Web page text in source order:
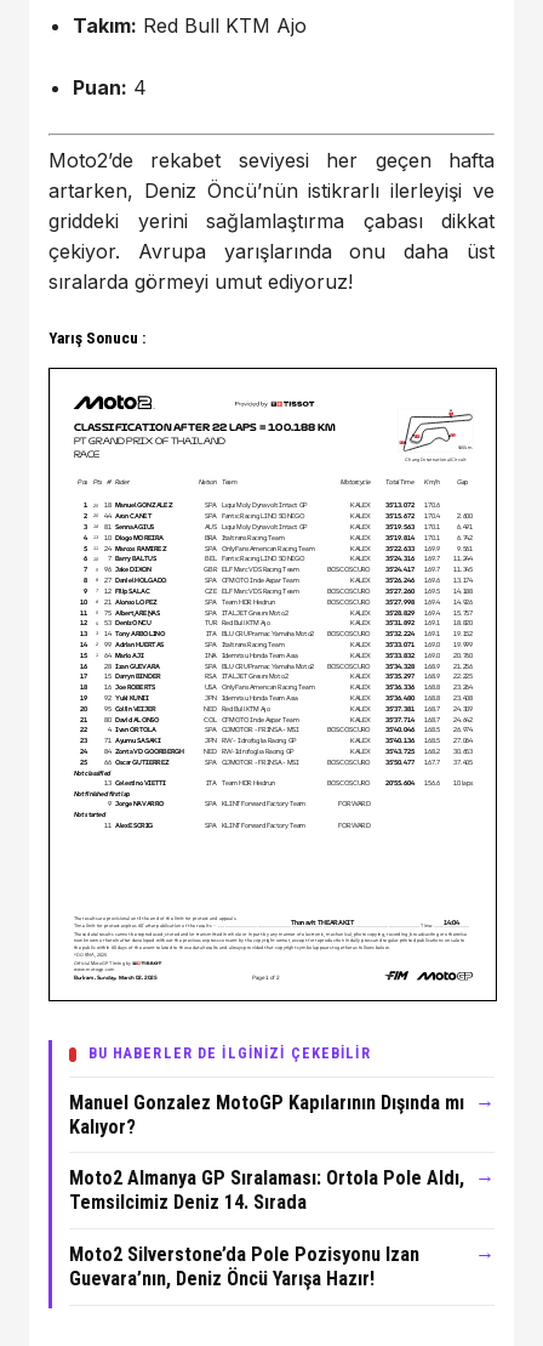
Takım: Red Bull KTM Ajo
Puan: 4
Moto2’de rekabet seviyesi her geçen hafta
artarken, Deniz Öncü’nün istikrarlı ilerleyişi ve
griddeki yerini sağlamlaştırma çabası dikkat
çekiyor. Avrupa yarışlarında onu daha üst
sıralarda görmeyi umut ediyoruz!
Yarış Sonucu :
BU HABERLER DE İLGİNİZİ ÇEKEBİLİR
Manuel Gonzalez MotoGP Kapılarının Dışında mı
Kalıyor?
→
Moto2 Almanya GP Sıralaması: Ortola Pole Aldı,
Temsilcimiz Deniz 14. Sırada
→
Moto2 Silverstone’da Pole Pozisyonu Izan
Guevara’nın, Deniz Öncü Yarışa Hazır!
→